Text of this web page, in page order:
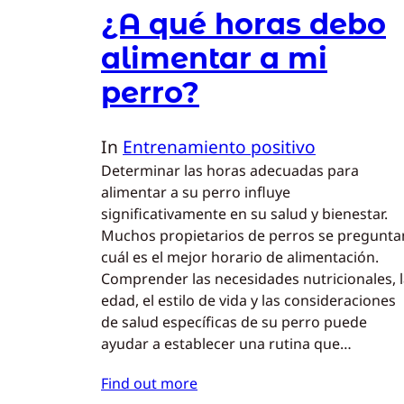
¿A qué horas debo
alimentar a mi
perro?
In Entrenamiento positivo
Determinar las horas adecuadas para
alimentar a su perro influye
significativamente en su salud y bienestar.
Muchos propietarios de perros se
cuál es el mejor horario de alimentación.
Comprender las necesidades nutricionales,
edad, el estilo de vida y las consideraciones
de salud específicas de su perro puede
ayudar a establecer una rutina que…
Find out more